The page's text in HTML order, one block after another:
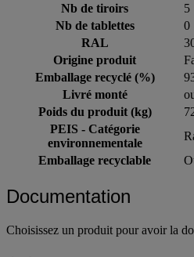
Nb de tiroirs
5
Nb de tablettes
0
RAL
Origine produit
Emballage recyclé (%)
Livré monté
Poids du produit (kg)
PEIS - Catégorie
environnementale
Emballage recyclable
Documentation
Choisissez un produit pour avoir la